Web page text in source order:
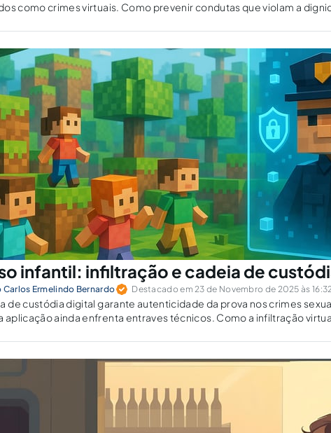
como crimes virtuais. Como prevenir condutas que violam a
infantil: infiltração e cadeia de
Carlos Ermelindo Bernardo Destacado em 23 de Novembro de 2025 às
de custódia digital garante autenticidade da prova nos crimes
aplicação ainda enfrenta entraves técnicos. Como a infiltração